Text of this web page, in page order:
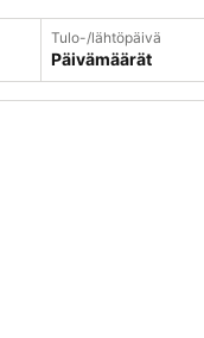
Tulo-/lähtöpäivä
Päivämäärät